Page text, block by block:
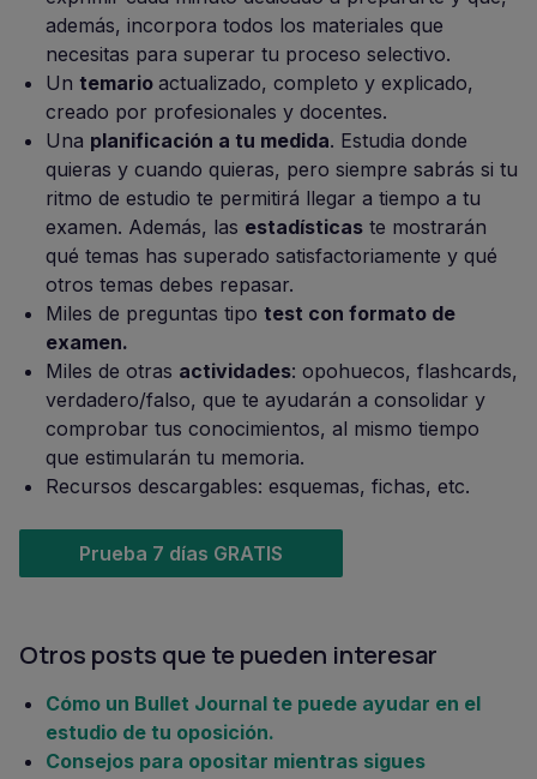
además, incorpora todos los materiales que
necesitas para superar tu proceso selectivo.
Un temario actualizado, completo y explicado,
creado por profesionales y docentes.
Una planificación a tu medida. Estudia donde
quieras y cuando quieras, pero siempre sabrás si tu
ritmo de estudio te permitirá llegar a tiempo a tu
examen. Además, las estadísticas te mostrarán
qué temas has superado satisfactoriamente y qué
otros temas debes repasar.
Miles de preguntas tipo test con formato de
examen.
Miles de otras actividades: opohuecos, flashcards,
verdadero/falso, que te ayudarán a consolidar y
comprobar tus conocimientos, al mismo tiempo
que estimularán tu memoria.
Recursos descargables: esquemas, fichas, etc.
Prueba 7 días GRATIS
Otros posts que te pueden interesar
Cómo un Bullet Journal te puede ayudar en el
estudio de tu oposición.
Consejos para opositar mientras sigues